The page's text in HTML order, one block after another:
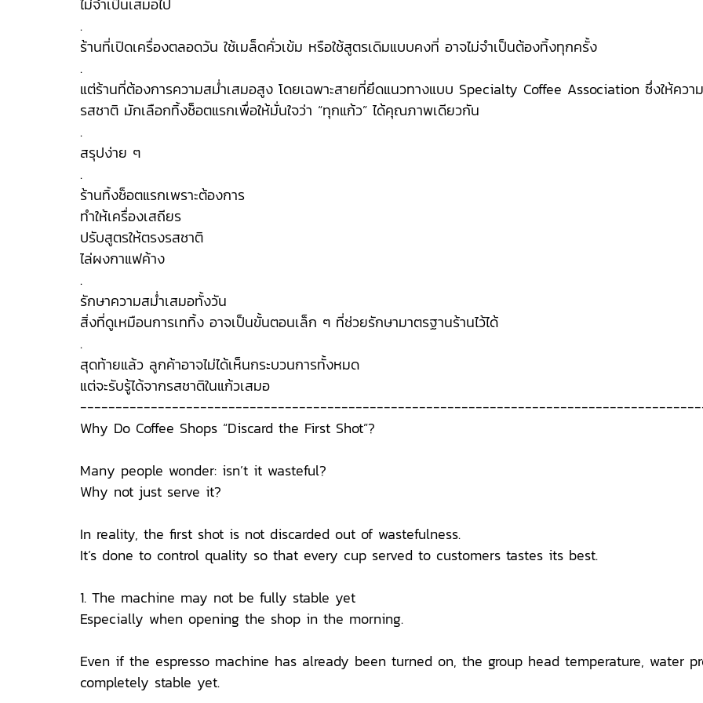
ไม่จำเป็นเสมอไป
.
ร้านที่เปิดเครื่องตลอดวัน ใช้เมล็ดคั่วเข้ม หรือใช้สูตรเดิมแบบคงที่ อาจไม่จำเป็นต้องทิ้งทุกครั้ง
.
แต่ร้านที่ต้องการความสม่ำเสมอสูง โดยเฉพาะสายที่ยึดแนวทางแบบ Specialty Coffee Association ซึ่งให้คว
รสชาติ มักเลือกทิ้งช็อตแรกเพื่อให้มั่นใจว่า “ทุกแก้ว” ได้คุณภาพเดียวกัน
.
สรุปง่าย ๆ
.
ร้านทิ้งช็อตแรกเพราะต้องการ
ทำให้เครื่องเสถียร
ปรับสูตรให้ตรงรสชาติ
ไล่ผงกาแฟค้าง
.
รักษาความสม่ำเสมอทั้งวัน
สิ่งที่ดูเหมือนการเททิ้ง อาจเป็นขั้นตอนเล็ก ๆ ที่ช่วยรักษามาตรฐานร้านไว้ได้
.
สุดท้ายแล้ว ลูกค้าอาจไม่ได้เห็นกระบวนการทั้งหมด
แต่จะรับรู้ได้จากรสชาติในแก้วเสมอ
Why Do Coffee Shops “Discard the First Shot”?
Many people wonder: isn’t it wasteful?
Why not just serve it?
In reality, the first shot is not discarded out of wastefulness.
It’s done to control quality so that every cup served to customers tastes its best.
1. The machine may not be fully stable yet
Especially when opening the shop in the morning.
Even if the espresso machine has already been turned on, the group head temperature, water
completely stable yet.